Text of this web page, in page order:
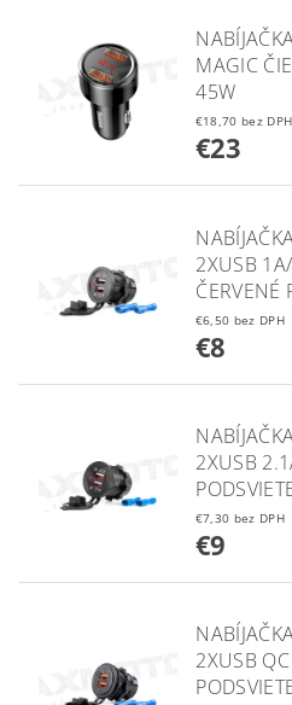
MAGIC
45W
€18,70 bez DPH
€23
2XUSB
ČERVENÉ
€6,50 bez DPH
€8
2XUSB
€7,30 bez DPH
€9
2XUSB